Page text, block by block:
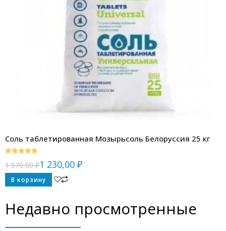
Соль таблетированная Мозырьсоль Белоруссия 25 кг
из 5
1 570,00₽1 230,00 ₽
В корзину
Недавно просмотренные